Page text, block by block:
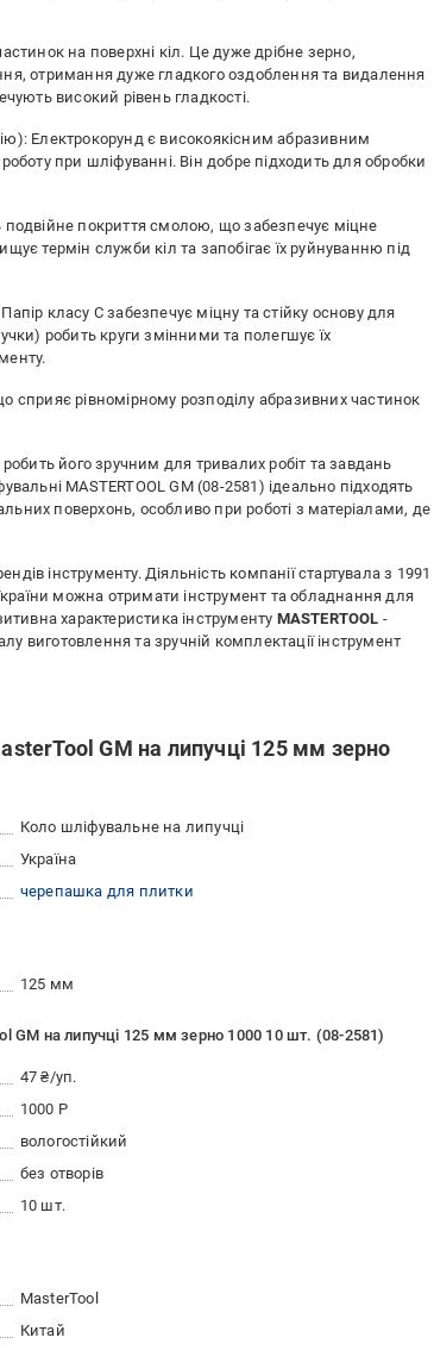
на поверхні кіл. Це дуже дрібне зерно,
отримання дуже гладкого оздоблення та видалення
високий рівень гладкості.
Електрокорунд є високоякісним абразивним
при шліфуванні. Він добре підходить для обробки
покриття смолою, що забезпечує міцне
термін служби кіл та запобігає їх руйнуванню під
Папір класу C забезпечує міцну та стійку основу для
робить круги змінними та полегшує їх
сприяє рівномірному розподілу абразивних частинок
його зручним для тривалих робіт та завдань
MASTERTOOL GM (08-2581) ідеально підходять
поверхонь, особливо при роботі з матеріалами, де
інструменту. Діяльність компанії стартувала з 1991
можна отримати інструмент та обладнання для
характеристика інструменту MASTERTOOL -
виготовлення та зручній комплектації інструмент
GM на липучці 125 мм зерно
Коло шліфувальне на липучці
Україна
черепашка для плитки
125 мм
GM на липучці 125 мм зерно 1000 10 шт. (08-2581)
47 ₴/уп.
1000 Р
вологостійкий
без отворів
10 шт.
MasterTool
Китай